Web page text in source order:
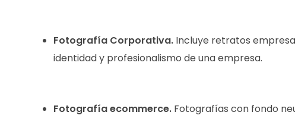
Fotografía Corporativa.Incluye retratos
identidad y profesionalismo de una empresa.
Fotografía ecommerce.Fotografías con fondo